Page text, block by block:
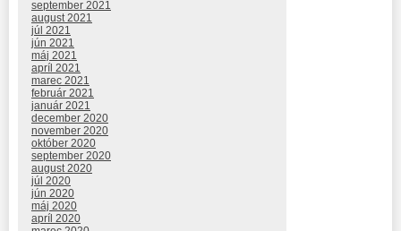
september 2021
august 2021
júl 2021
jún 2021
máj 2021
apríl 2021
marec 2021
február 2021
január 2021
december 2020
november 2020
október 2020
september 2020
august 2020
júl 2020
jún 2020
máj 2020
apríl 2020